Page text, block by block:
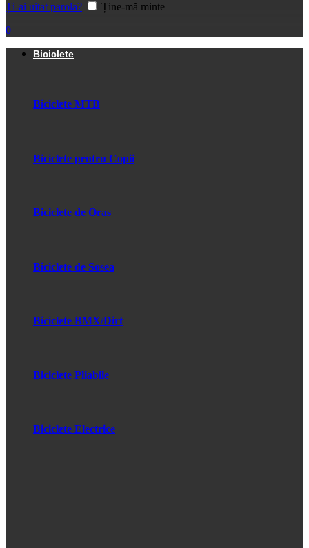
Ți-ai uitat parola?
Ține-mă minte
0
Biciclete
Biciclete MTB
Biciclete pentru Copii
Biciclete de Oras
Biciclete de Sosea
Biciclete BMX/Dirt
Biciclete Pliabile
Biciclete Electrice